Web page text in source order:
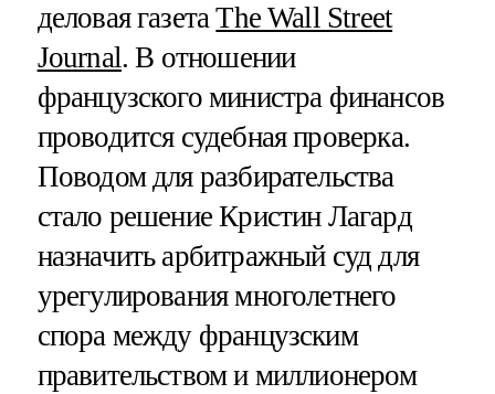
деловая газетаThe Wall Street
Journal. В отношении
французского министра финансов
проводится судебная проверка.
Поводом для разбирательства
стало решение Кристин Лагард
назначить арбитражный суд для
урегулирования многолетнего
спора между французским
правительством и миллионером